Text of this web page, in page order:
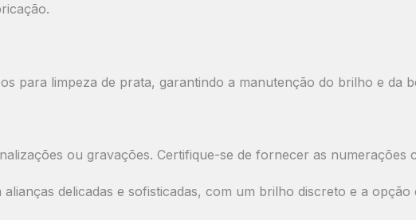
para limpeza de prata, garantindo a manutenção do brilho e da
ou gravações. Certifique-se de fornecer as numerações
alianças delicadas e sofisticadas, com um brilho discreto e a